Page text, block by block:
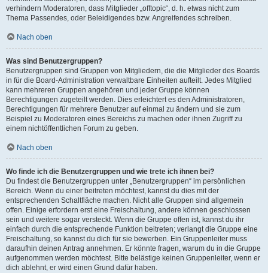
verhindern Moderatoren, dass Mitglieder „offtopic“, d. h. etwas nicht zum
Thema Passendes, oder Beleidigendes bzw. Angreifendes schreiben.
Nach oben
Was sind Benutzergruppen?
Benutzergruppen sind Gruppen von Mitgliedern, die die Mitglieder des Boards
in für die Board-Administration verwaltbare Einheiten aufteilt. Jedes Mitglied
kann mehreren Gruppen angehören und jeder Gruppe können
Berechtigungen zugeteilt werden. Dies erleichtert es den Administratoren,
Berechtigungen für mehrere Benutzer auf einmal zu ändern und sie zum
Beispiel zu Moderatoren eines Bereichs zu machen oder ihnen Zugriff zu
einem nichtöffentlichen Forum zu geben.
Nach oben
Wo finde ich die Benutzergruppen und wie trete ich ihnen bei?
Du findest die Benutzergruppen unter „Benutzergruppen“ im persönlichen
Bereich. Wenn du einer beitreten möchtest, kannst du dies mit der
entsprechenden Schaltfläche machen. Nicht alle Gruppen sind allgemein
offen. Einige erfordern erst eine Freischaltung, andere können geschlossen
sein und weitere sogar versteckt. Wenn die Gruppe offen ist, kannst du ihr
einfach durch die entsprechende Funktion beitreten; verlangt die Gruppe eine
Freischaltung, so kannst du dich für sie bewerben. Ein Gruppenleiter muss
daraufhin deinen Antrag annehmen. Er könnte fragen, warum du in die Gruppe
aufgenommen werden möchtest. Bitte belästige keinen Gruppenleiter, wenn er
dich ablehnt, er wird einen Grund dafür haben.